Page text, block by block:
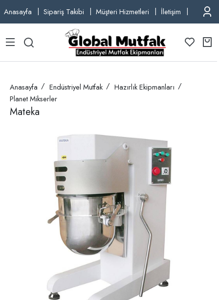
Anasayfa Sipariş Takibi Müşteri Hizmetleri İletişim TEL:
Anasayfa Endüstriyel Mutfak
Hazırlık Ekipmanları
Planet Mikserler
Mateka